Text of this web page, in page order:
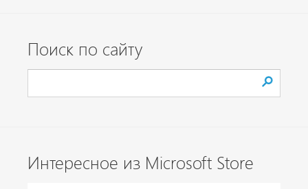
Поиск по сайту
Интересное из Microsoft Store